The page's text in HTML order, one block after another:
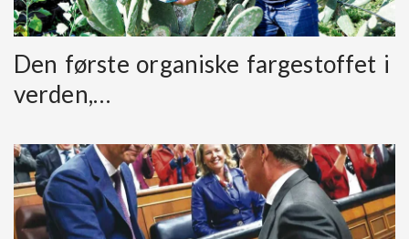
Den første organiske fargestoffet i
verden,…